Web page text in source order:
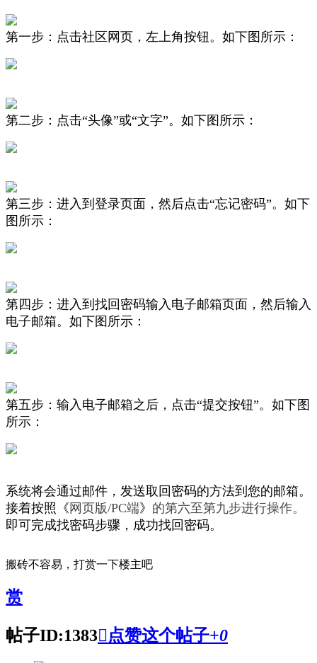
第一步：点击社区网页，左上角按钮。如下图所示：
第二步：点击“头像”或“文字”。 如下图所示 ：
第三步：进入到登录页面，然后点击“忘记密码”。如下
图所示 ：
第四步：进入到找回密码输入电子邮箱页面，然后输入
电子邮箱。如下图所示：
第五步：输入电子邮箱之后， 点击“提交按钮”。如下图
所示：
系统将会通过邮件，发送取回密码的方法到您的邮箱。
接着按照《 网页版/PC端》 的第六至第九步进行操作。
即可完成找密码步骤，成功找回密码。
搬砖不容易，打赏一下楼主吧
赏
帖子ID:1383 点赞这个帖子+0